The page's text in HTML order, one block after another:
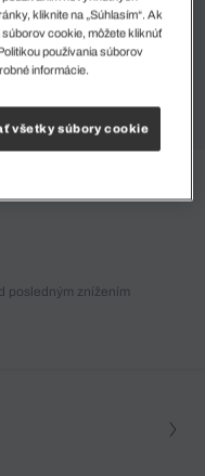
posledným znížením
kliknite na „Súhlasím“. Ak
cookie, môžete kliknúť
používania súborov
informácie.
všetky súbory cookie